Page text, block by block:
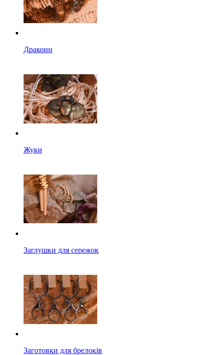
Дракони
Жуки
Заглушки для сережок
Заготовки для брелоків